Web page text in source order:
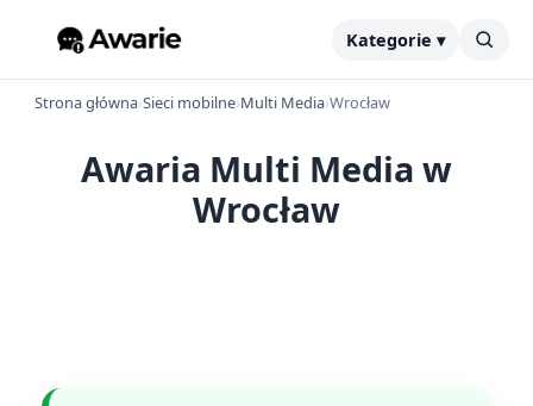
Kategorie ▾
Strona główna›Sieci mobilne›Multi Media›Wrocław
Awaria Multi Media w
Wrocław